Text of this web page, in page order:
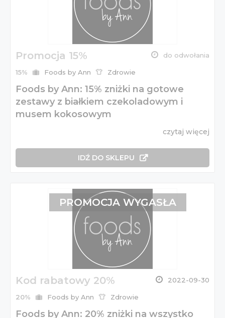
Promocja 15% do odwołania
15% Foods by Ann Zdrowie
Foods by Ann: 15% zniżki na gotowe
zestawy z białkiem czekoladowym i
musem kokosowym
czytaj więcej
IDŹ DO SKLEPU
Kod rabatowy 20% 2022-09-30
20% Foods by Ann Zdrowie
Foods by Ann: 20% zniżki na wszystko
PROMOCJA WYGASŁA